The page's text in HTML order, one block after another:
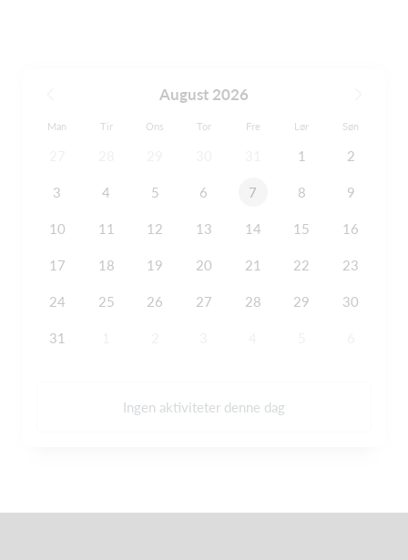
August 2026
Man Tir Ons Tor Fre Lør Søn
1 2
3 4 5 6 7 8 9
10 11 12 13 14 15 16
17 18 19 20 21 22 23
24 25 26 27 28 29 30
31
Ingen aktiviteter denne dag